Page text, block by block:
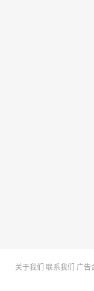
关于我们 联系我们 广告